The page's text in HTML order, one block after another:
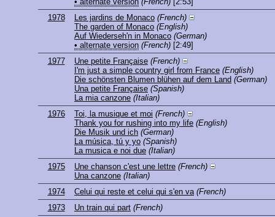
1978
Les jardins de Monaco (French)
The garden of Monaco (English)
Auf Wiederseh'n in Monaco (German)
• alternate version (French) [2:49]
1977
Une petite Française (French)
I'm just a simple country girl from France (English)
Die schönsten Blumen blühen auf dem Land (German)
Una petite Française (Spanish)
La mia canzone (Italian)
1976
Toi, la musique et moi (French)
Thank you for rushing into my life (English)
Die Musik und ich (German)
La música, tú y yo (Spanish)
La musica e noi due (Italian)
1975
Une chanson c'est une lettre (French)
Una canzone (Italian)
1974
Celui qui reste et celui qui s'en va (French)
1973
Un train qui part (French)